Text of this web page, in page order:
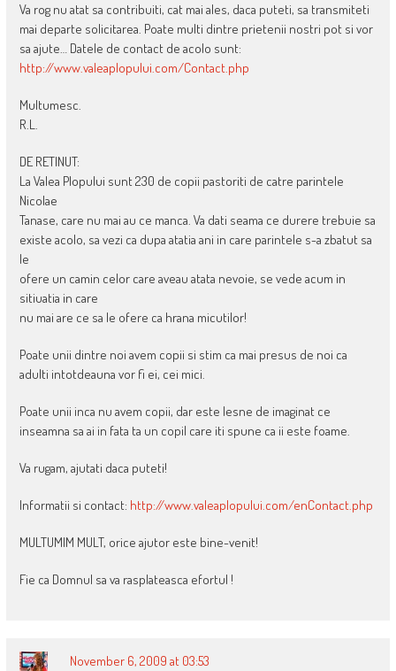
Va rog nu atat sa contribuiti, cat mai ales, daca puteti, sa transmiteti
mai departe solicitarea. Poate multi dintre prietenii nostri pot si vor
sa ajute… Datele de contact de acolo sunt:
http://www.valeaplopului.com/Contact.php
Multumesc.
R.L.
DE RETINUT:
La Valea Plopului sunt 230 de copii pastoriti de catre parintele
Nicolae
Tanase, care nu mai au ce manca. Va dati seama ce durere trebuie sa
existe acolo, sa vezi ca dupa atatia ani in care parintele s-a zbatut sa
le
ofere un camin celor care aveau atata nevoie, se vede acum in
sitiuatia in care
nu mai are ce sa le ofere ca hrana micutilor!
Poate unii dintre noi avem copii si stim ca mai presus de noi ca
adulti intotdeauna vor fi ei, cei mici.
Poate unii inca nu avem copii, dar este lesne de imaginat ce
inseamna sa ai in fata ta un copil care iti spune ca ii este foame.
Va rugam, ajutati daca puteti!
Informatii si contact: http://www.valeaplopului.com/enContact.php
MULTUMIM MULT, orice ajutor este bine-venit!
Fie ca Domnul sa va rasplateasca efortul !
November 6, 2009 at 03:53